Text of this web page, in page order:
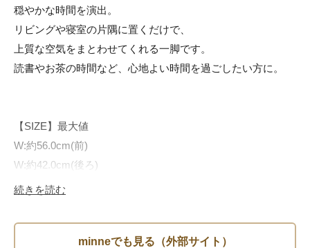
穏やかな時間を演出。
リビングや寝室の片隅に置くだけで、
上質な空気をまとわせてくれる一脚です。
読書やお茶の時間など、心地よい時間を過ごしたい方に。
【SIZE】最大値
W:約56.0cm(前)
W:約42.0cm(後ろ)
D:約54.0cm
H:約40.0cm(座面まで)
続きを読む